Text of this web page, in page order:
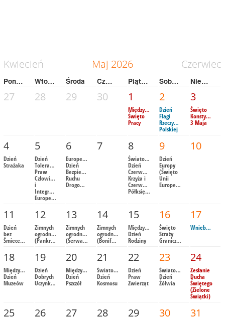
Kwiecień Maj 2026 Czerwiec
Poniedziałek Wtorek Środa Czwartek Piątek Sobota Niedziela
27 28 29 30 1
Międzynarodowe
Święto
Pracy
2
Dzień
Flagi
Rzeczypospolitej
Polskiej
3
Święto
Konstytucji
3 Maja
4
Dzień
Strażaka
5
Dzień
Tolerancji,
Praw
Człowieka
i
Integracji
Europejskiej
6
Europejski
Dzień
Bezpieczeństwa
Ruchu
Drogowego
7 8
Światowy
Dzień
Czerwonego
Krzyża i
Czerwonego
Półksiężyca
9
Dzień
Europy
(Święto
Unii
Europejskiej)
10
11
Dzień
bez
Śmiecenia
12
Zimnych
ogrodników
(Pankracego)
13
Zimnych
ogrodników
(Serwacego)
14
Zimnych
ogrodników
(Bonifacego)
15
Międzynarodowy
Dzień
Rodziny
16
Święto
Straży
Granicznej
17
Wniebowstąpienie
18
Międzynarodowy
Dzień
Muzeów
19
Dzień
Dobrych
Uczynków
20
Międzynarodowy
Dzień
Pszczół
21
Światowy
Dzień
Kosmosu
22
Dzień
Praw
Zwierząt
23
Światowy
Dzień
Żółwia
24
Zesłanie
Ducha
Świętego
(Zielone
Świątki)
25 26 27 28 29 30 31